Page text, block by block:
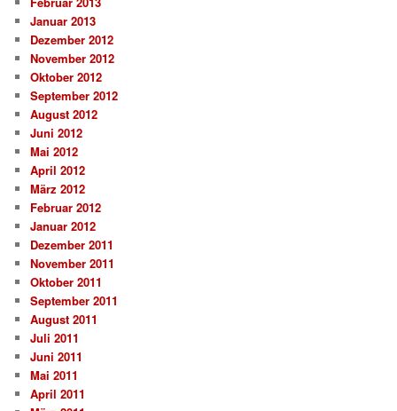
Januar 2013
Dezember 2012
November 2012
Oktober 2012
September 2012
August 2012
Juni 2012
Mai 2012
April 2012
März 2012
Februar 2012
Januar 2012
Dezember 2011
November 2011
Oktober 2011
September 2011
August 2011
Juli 2011
Juni 2011
Mai 2011
April 2011